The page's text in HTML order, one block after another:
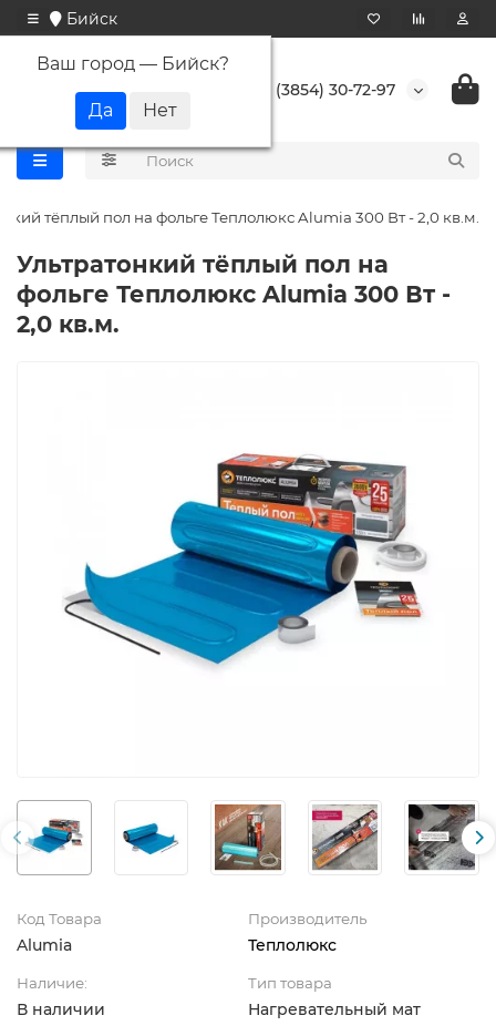
Бийск
Ваш город — Бийск?
+7 (3854) 30-72-97
тёплый пол на фольге Теплолюкс Alumia 300 Вт - 2,0 кв.м.
Ультратонкий тёплый пол на
фольге Теплолюкс Alumia 300 Вт -
2,0 кв.м.
Код Товара
Alumia
Производитель
Теплолюкс
Наличие:
В наличии
Тип товара
Нагревательный мат